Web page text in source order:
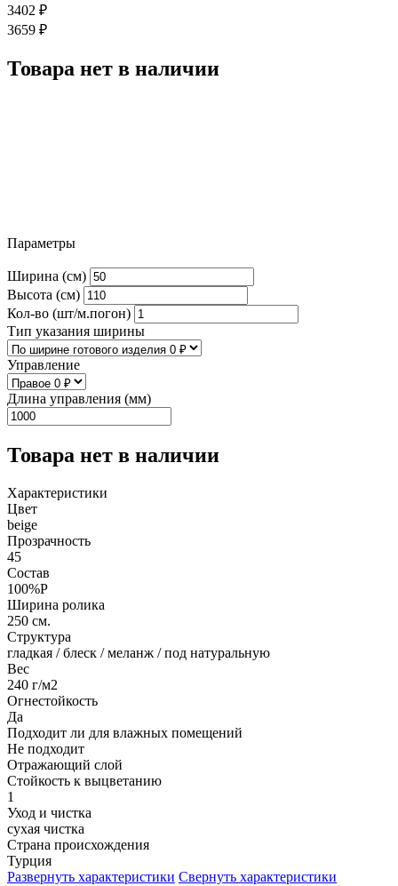
3402 ₽
3659 ₽
Товара нет в наличии
Параметры
Ширина (см)
Высота (см)
Кол-во (шт/м.погон)
Тип указания ширины
Управление
Длина управления (мм)
Товара нет в наличии
Характеристики
Цвет
beige
Прозрачность
45
Состав
100%P
Ширина ролика
250 см.
Структура
гладкая / блеск / меланж / под натуральную
Вес
240 г/м2
Огнестойкость
Да
Подходит ли для влажных помещений
Не подходит
Отражающий слой
Стойкость к выцветанию
1
Уход и чистка
сухая чистка
Страна происхождения
Турция
Развернуть характеристики Свернуть характеристики